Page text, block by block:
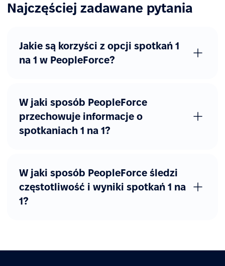
Najczęściej zadawane pytania
Jakie są korzyści z opcji spotkań 1
na 1 w PeopleForce?
W jaki sposób PeopleForce
przechowuje informacje o
spotkaniach 1 na 1?
W jaki sposób PeopleForce śledzi
częstotliwość i wyniki spotkań 1 na
1?